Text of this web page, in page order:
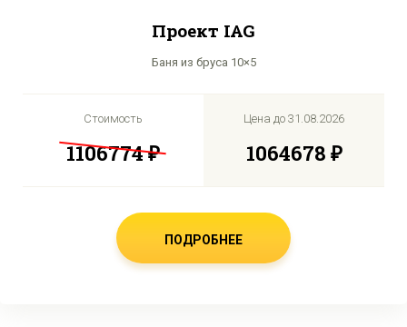
Проект IAG
Баня из бруса 10×5
Стоимость
1106774 ₽
Цена до 31.08.2026
1064678 ₽
ПОДРОБНЕЕ